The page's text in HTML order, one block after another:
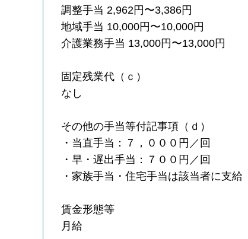
調整手当 2,962円〜3,386円
地域手当 10,000円〜10,000円
介護業務手当 13,000円〜13,000円
固定残業代（ｃ）
なし
その他の手当等付記事項（ｄ）
・当直手当：７，０００円／回
・早・遅出手当：７００円／回
・家族手当・住宅手当は該当者に支給
賃金形態等
月給